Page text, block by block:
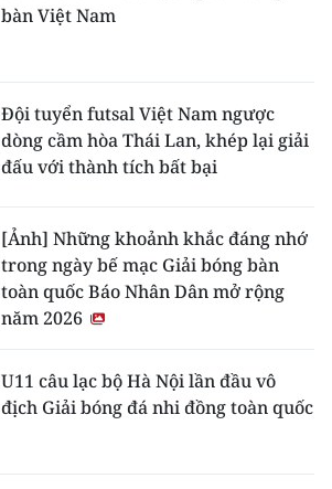
bàn Việt Nam
Đội tuyển futsal Việt Nam ngược
dòng cầm hòa Thái Lan, khép lại giải
đấu với thành tích bất bại
[Ảnh] Những khoảnh khắc đáng nhớ
trong ngày bế mạc Giải bóng bàn
toàn quốc Báo Nhân Dân mở rộng
năm 2026
U11 câu lạc bộ Hà Nội lần đầu vô
địch Giải bóng đá nhi đồng toàn quốc